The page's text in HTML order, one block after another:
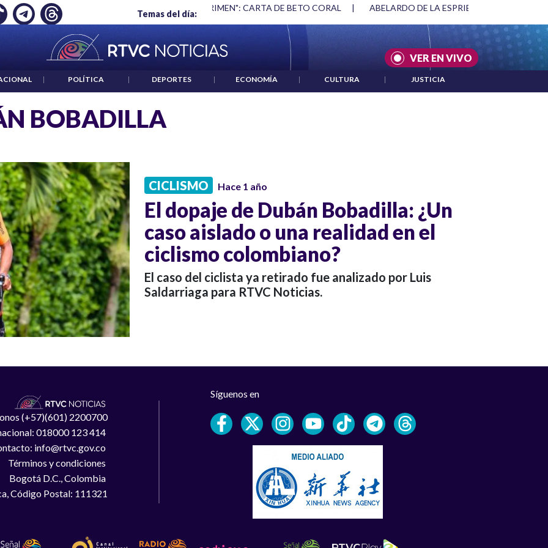
Temas del día:
EMPLEO: JP MORGAN "HABLAR NO ES UN CRIMEN": CARTA DE BETO CORAL | ABELARDO DE LA ESPRIELLA Y DMG
VER EN VIVO
| POLÍTICA | DEPORTES | ECONOMÍA | CULTURA | JUSTICIA
BOBADILLA
CICLISMO Hace 1 año
El dopaje de Dubán Bobadilla: ¿Un
caso aislado o una realidad en el
ciclismo colombiano?
El caso del ciclista ya retirado fue analizado por Luis
Saldarriaga para RTVC Noticias.
(+57)(601) 2200700
018000 123 414
info@rtvc.gov.co
Términos y condiciones
Bogotá D.C., Colombia
Código Postal: 111321
Síguenos en